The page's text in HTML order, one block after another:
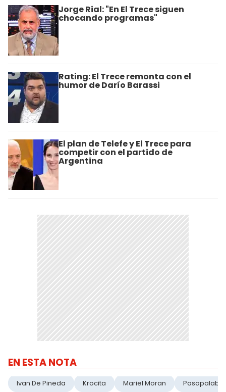
Jorge Rial: "En El Trece siguen
chocando programas"
Rating: El Trece remonta con el
humor de Darío Barassi
El plan de Telefe y El Trece para
competir con el partido de
Argentina
EN ESTA NOTA
Ivan De Pineda Krocita Mariel Moran Pasapalabra